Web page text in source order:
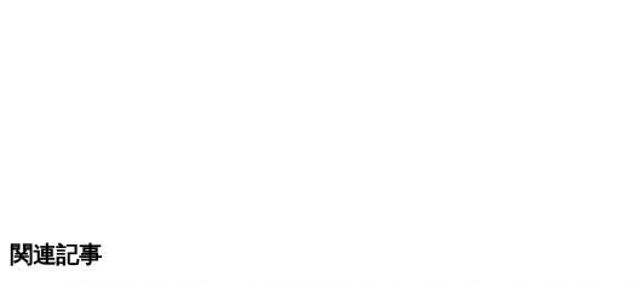
関連記事